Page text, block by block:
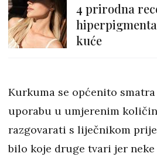
4 prirodna
kuće
Kurkuma se općenito
uporabu u umjerenim
razgovarati s liječnikom
bilo koje druge tvari jer